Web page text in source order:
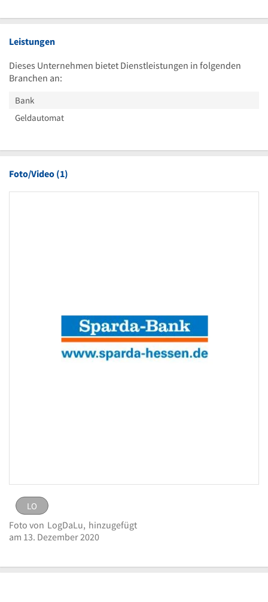
30
Uhr
15
Leistungen
Dieses Unternehmen bietet Dienstleistungen in folgenden
Branchen an:
Bank
Geldautomat
Foto/Video (1)
Logo Sparda-Bank Hessen eG
LO
eingestellt vonLogDaLu am 13. Dezember
LO
Foto von LogDaLu, hinzugefügt
am 13. Dezember 2020